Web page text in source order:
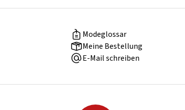
Modeglossar
Meine Bestellung
E-Mail schreiben